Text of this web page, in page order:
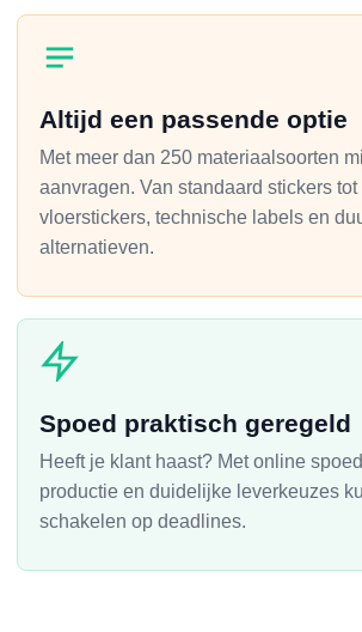
Altijd een passende optie
Met meer dan 250 materiaalsoorten
aanvragen. Van standaard stickers tot
vloerstickers, technische labels en
alternatieven.
Spoed praktisch geregeld
Heeft je klant haast? Met online
productie en duidelijke leverkeuzes
schakelen op deadlines.